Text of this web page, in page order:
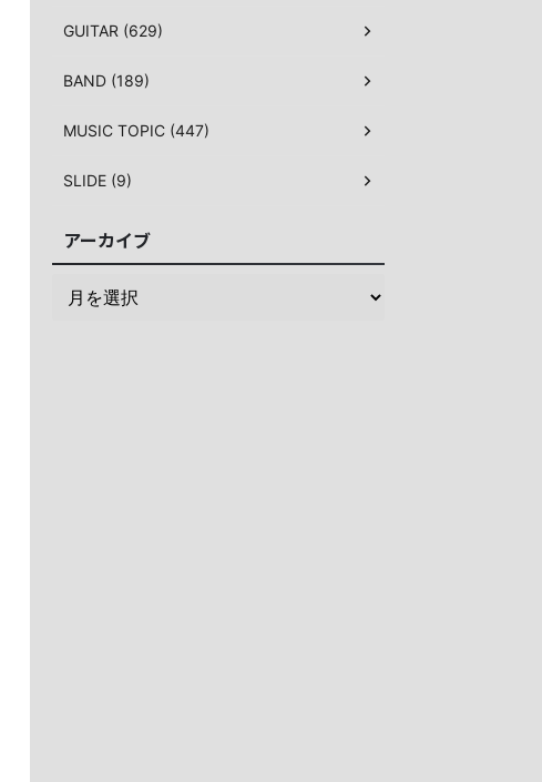
GUITAR (629)
BAND (189)
MUSIC TOPIC (447)
SLIDE (9)
アーカイブ